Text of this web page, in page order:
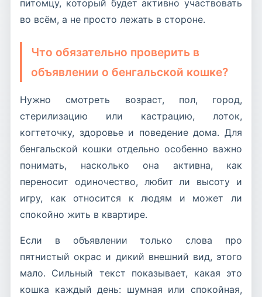
питомцу, который будет активно участвовать
во всём, а не просто лежать в стороне.
Что обязательно проверить в
объявлении о бенгальской кошке?
Нужно смотреть возраст, пол, город,
стерилизацию или кастрацию, лоток,
когтеточку, здоровье и поведение дома. Для
бенгальской кошки отдельно особенно важно
понимать, насколько она активна, как
переносит одиночество, любит ли высоту и
игру, как относится к людям и может ли
спокойно жить в квартире.
Если в объявлении только слова про
пятнистый окрас и дикий внешний вид, этого
мало. Сильный текст показывает, какая это
кошка каждый день: шумная или спокойная,